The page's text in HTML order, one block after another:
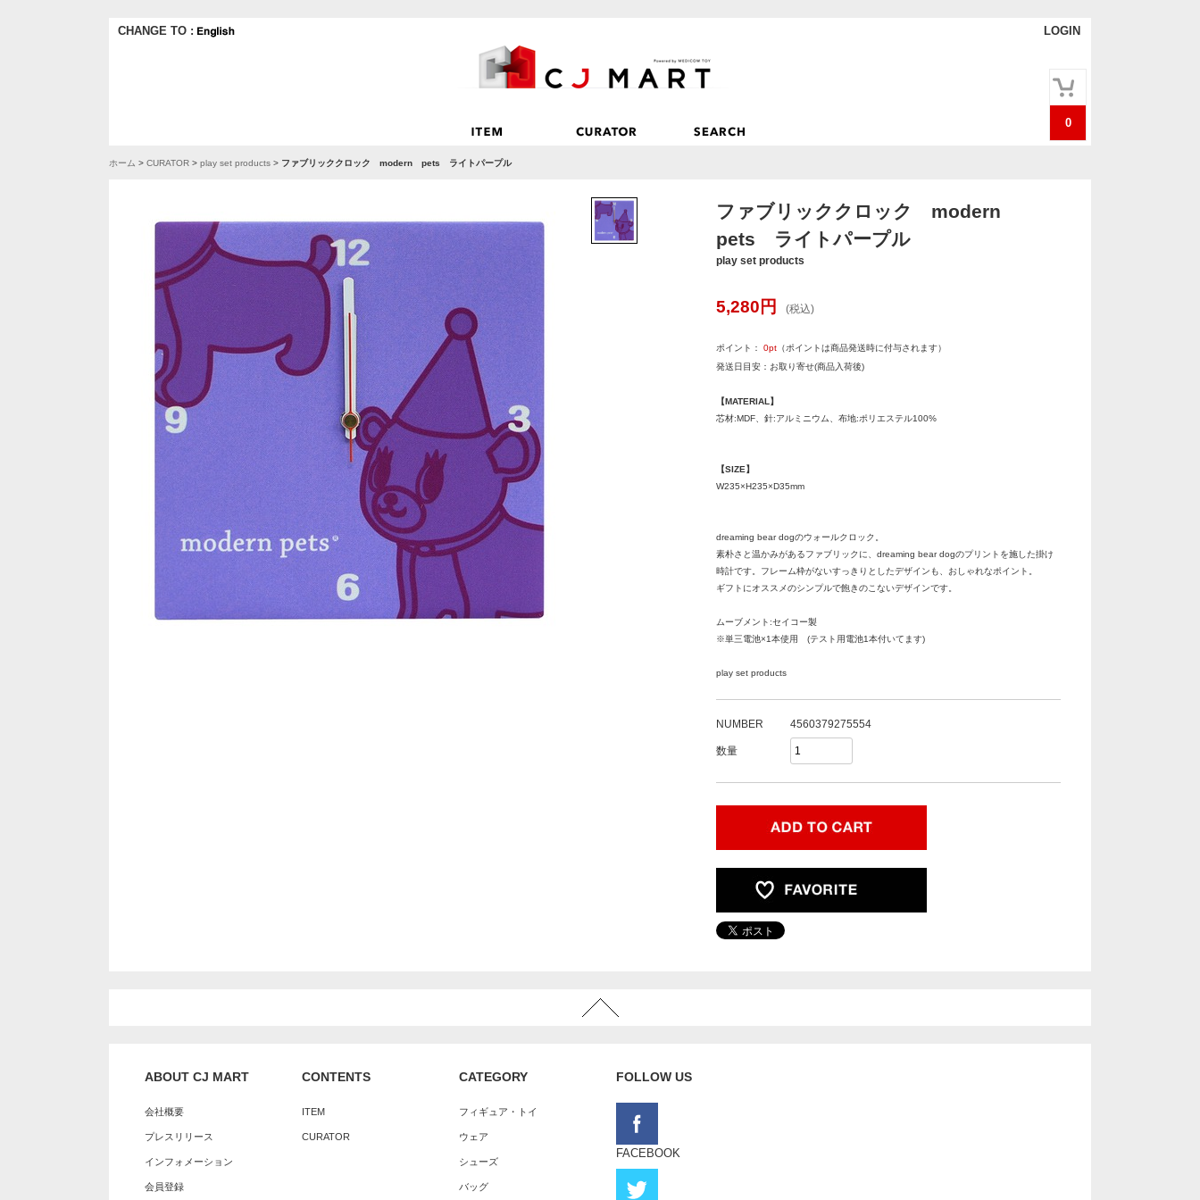
CHANGE TO : LOGIN
0
ホーム > CURATOR > play set products > ファブリッククロック modern pets ライトパープル
ファブリッククロック modern
pets ライトパープル
play set products
5,280 円 (税込)
ポイント： 0pt （ポイントは商品発送時に付与されます）
発送日目安：お取り寄せ(商品入荷後)
【MATERIAL】
芯材:MDF、針:アルミニウム、布地:ポリエステル100%
【SIZE】
W235×H235×D35mm
dreaming bear dogのウォールクロック。
素朴さと温かみがあるファブリックに、dreaming bear dogのプリントを施した掛け
時計です。フレーム枠がないすっきりとしたデザインも、おしゃれなポイント。
ギフトにオススメのシンプルで飽きのこないデザインです。
ムーブメント:セイコー製
※単三電池×1本使用 (テスト用電池1本付いてます)
play set products
NUMBER 4560379275554
数量
ABOUT CJ MART
会社概要
プレスリリース
インフォメーション
会員登録
CONTENTS
ITEM
CURATOR
CATEGORY
フィギュア・トイ
ウェア
シューズ
バッグ
FOLLOW US
FACEBOOK